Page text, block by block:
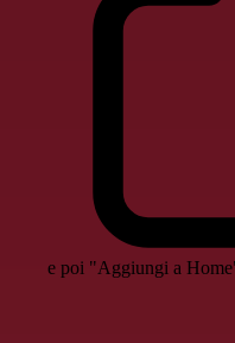
e poi "Aggiungi a